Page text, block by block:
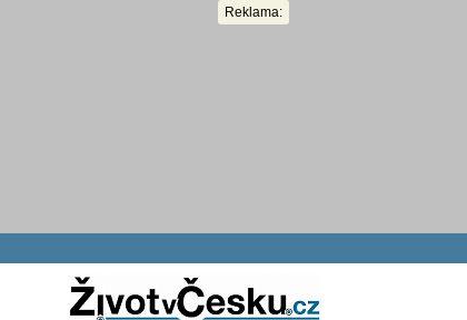
Reklama: